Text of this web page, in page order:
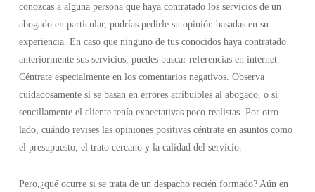
conozcas a alguna persona que haya contratado los servicios de un
abogado en particular, podrías pedirle su opinión basadas en su
experiencia. En caso que ninguno de tus conocidos haya contratado
anteriormente sus servicios, puedes buscar referencias en internet.
Céntrate especialmente en los comentarios negativos. Observa
cuidadosamente si se basan en errores atribuibles al abogado, o si
sencillamente el cliente tenía expectativas poco realistas. Por otro
lado, cuándo revises las opiniones positivas céntrate en asuntos como
el presupuesto, el trato cercano y la calidad del servicio.
Pero,¿qué ocurre si se trata de un despacho recién formado? Aún en